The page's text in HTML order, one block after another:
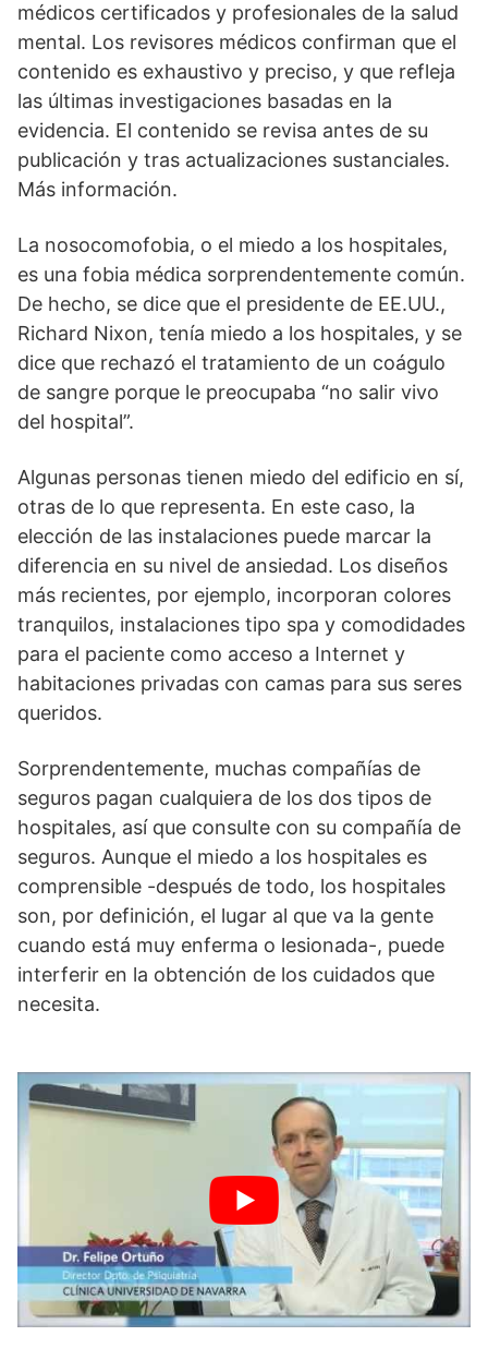
médicos certificados y profesionales de la salud
mental. Los revisores médicos confirman que el
contenido es exhaustivo y preciso, y que refleja
las últimas investigaciones basadas en la
evidencia. El contenido se revisa antes de su
publicación y tras actualizaciones sustanciales.
Más información.
La nosocomofobia, o el miedo a los hospitales,
es una fobia médica sorprendentemente común.
De hecho, se dice que el presidente de EE.UU.,
Richard Nixon, tenía miedo a los hospitales, y se
dice que rechazó el tratamiento de un coágulo
de sangre porque le preocupaba “no salir vivo
del hospital”.
Algunas personas tienen miedo del edificio en sí,
otras de lo que representa. En este caso, la
elección de las instalaciones puede marcar la
diferencia en su nivel de ansiedad. Los diseños
más recientes, por ejemplo, incorporan colores
tranquilos, instalaciones tipo spa y comodidades
para el paciente como acceso a Internet y
habitaciones privadas con camas para sus seres
queridos.
Sorprendentemente, muchas compañías de
seguros pagan cualquiera de los dos tipos de
hospitales, así que consulte con su compañía de
seguros. Aunque el miedo a los hospitales es
comprensible -después de todo, los hospitales
son, por definición, el lugar al que va la gente
cuando está muy enferma o lesionada-, puede
interferir en la obtención de los cuidados que
necesita.